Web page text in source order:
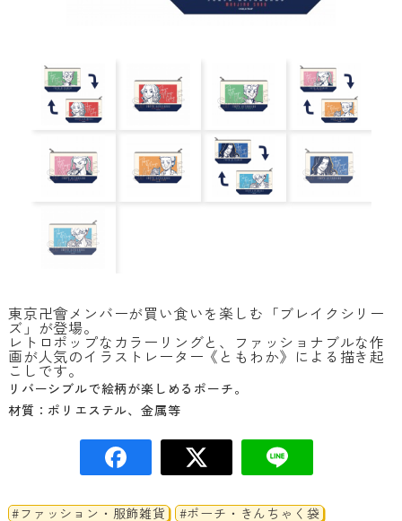
東京卍會メンバーが買い食いを楽しむ「ブレイクシリー
ズ」が登場。
レトロポップなカラーリングと、ファッショナブルな作
画が人気のイラストレーター《ともわか》による描き起
こしです。
リバーシブルで絵柄が楽しめるポーチ。
材質：ポリエステル、金属等
#ファッション・服飾雑貨
#ポーチ・きんちゃく袋